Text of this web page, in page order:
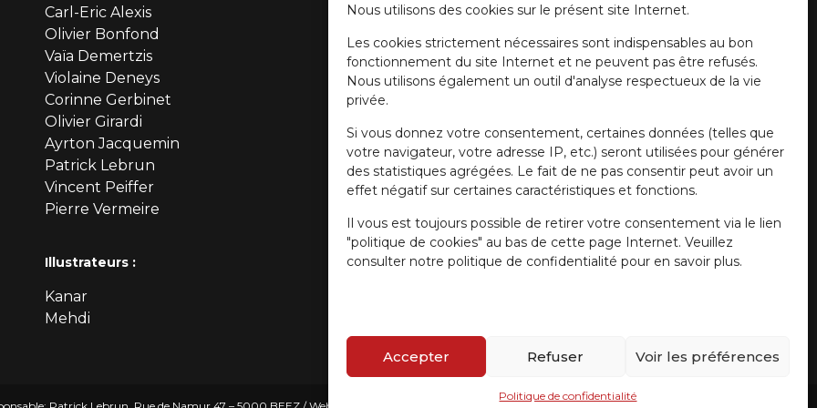
Nous utilisons des cookies sur le présent site Internet.
Les cookies strictement nécessaires sont indispensables au bon
fonctionnement du site Internet et ne peuvent pas être refusés.
Nous utilisons également un outil d'analyse respectueux de la vie
privée.
Si vous donnez votre consentement, certaines données (telles que
votre navigateur, votre adresse IP, etc.) seront utilisées pour générer
des statistiques agrégées. Le fait de ne pas consentir peut avoir un
effet négatif sur certaines caractéristiques et fonctions.
Il vous est toujours possible de retirer votre consentement via le lien
"politique de cookies" au bas de cette page Internet. Veuillez
consulter notre politique de confidentialité pour en savoir plus.
Accepter Refuser Voir les préférences
Politique de confidentialité
Carl-Eric Alexis
Olivier Bonfond
Vaïa Demertzis
Violaine Deneys
Corinne Gerbinet
Olivier Girardi
Ayrton Jacquemin
Patrick Lebrun
Vincent Peiffer
Pierre Vermeire
Illustrateurs :
Kanar
Mehdi